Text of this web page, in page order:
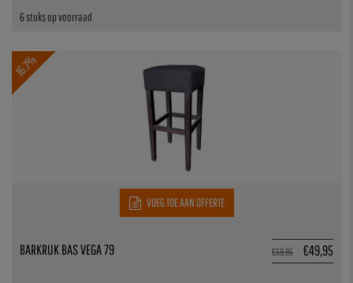
6 stuks op voorraad
16.7%
VOEG TOE AAN OFFERTE
€59,95 €49,95
BARKRUK BAS VEGA 79